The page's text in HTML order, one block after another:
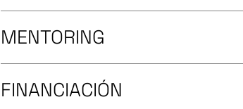
MENTORING
FINANCIACIÓN